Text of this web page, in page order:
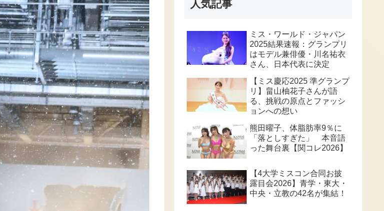
人気記事
ミス・ワールド・ジャパン
2025結果速報：グランプリ
はモデル兼俳優・川名祐衣
さん、日本代表に決定
【ミス慶応2025 準グランプ
リ】畠山柚花子さんが語
る、挑戦の原点とファッシ
ョンへの想い
熊田曜子、体脂肪率9％に
「落としすぎた」 本音語
った舞台裏【関コレ2026】
【4大学ミスコン合同お披
露目会2026】青学・東大・
中央・立教の42名が集結！